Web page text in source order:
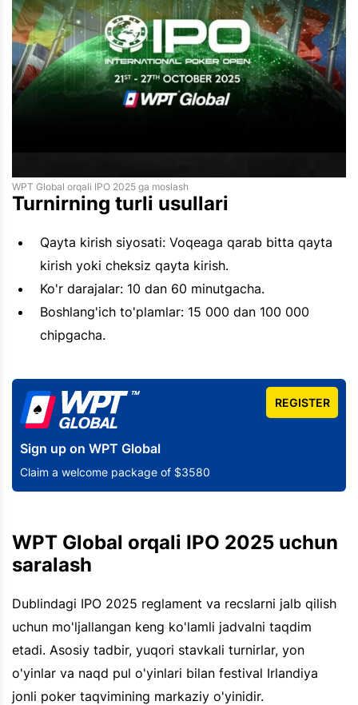
WPT Global orqali IPO 2025 ga moslash
Turnirning turli usullari
Qayta kirish siyosati: Voqeaga qarab bitta qayta
kirish yoki cheksiz qayta kirish.
Ko'r darajalar: 10 dan 60 minutgacha.
Boshlang'ich to'plamlar: 15 000 dan 100 000
chipgacha.
Sign up on WPT Global
Claim a welcome package of $3580
REGISTER
WPT Global orqali IPO 2025 uchun
saralash
Dublindagi IPO 2025 reglament va recslarni jalb qilish
uchun mo'ljallangan keng ko'lamli jadvalni taqdim
etadi. Asosiy tadbir, yuqori stavkali turnirlar, yon
o'yinlar va naqd pul o'yinlari bilan festival Irlandiya
jonli poker taqvimining markaziy o'yinidir.